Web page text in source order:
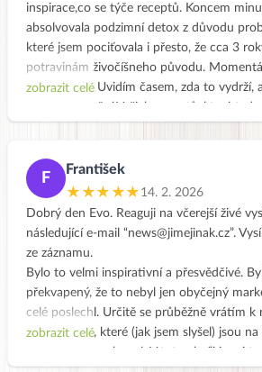
inspirace,co se týče receptů. Koncem
absolvovala podzimní detox z důvodu
které jsem pociťovala i přesto, že cca 3
potravinám živočíšneho původu.
cítím skvěle. Uvidím časem, zda to vydrží,
děkuji za to, co děláte. Zdraví Dana
zobrazit celé
F
František
★★★★★ 14. 2. 2026
Dobrý den Evo. Reaguji na včerejší živé
následující e-mail “news@jimejinak.cz”.
ze záznamu.
Bylo to velmi inspirativní a přesvědčivé.
překvapený, že to nebyl jen obyčejný
celé poslechl. Určitě se průběžně vrátím k
záležitostem, které (jak jsem slyšel) jsou
zobrazit celé